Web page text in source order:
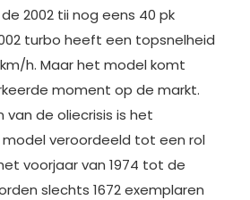
2002 tii nog eens 40 pk
turbo heeft een topsnelheid
h. Maar het model komt
moment op de markt.
van de oliecrisis is het
veroordeeld tot een rol
voorjaar van 1974 tot de
slechts 1672 exemplaren